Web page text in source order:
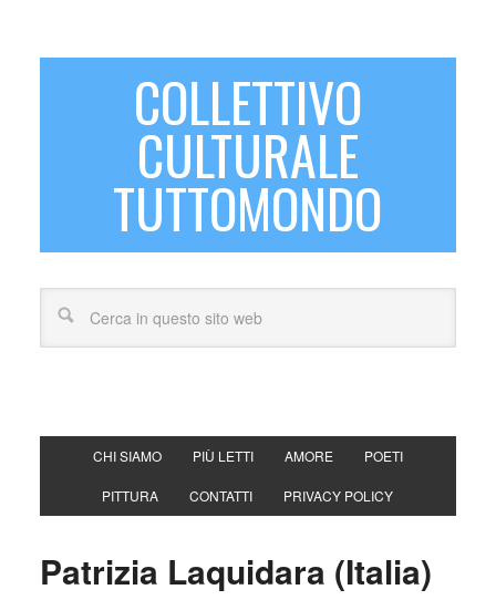
COLLETTIVO
CULTURALE
TUTTOMONDO
CHI SIAMO PIÙ LETTI AMORE POETI
PITTURA CONTATTI PRIVACY POLICY
Patrizia Laquidara (Italia)